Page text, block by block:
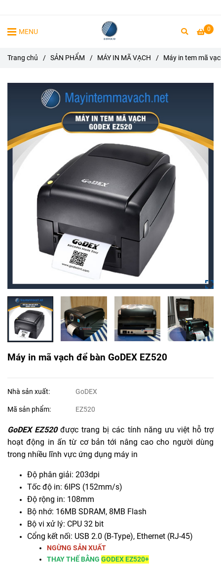
0
MENU
Trang chủ / SẢN PHẨM / MÁY IN MÃ VẠCH / Máy in tem mã
Máy in mã vạch để bàn GoDEX EZ520
Nhà sản xuất: GoDEX
Mã sản phẩm: EZ520
GoDEX EZ520được trang bị các tính năng ưu việt hỗ trợ
hoạt động in ấn từ cơ bản tới nâng cao cho người dùng
trong nhiều lĩnh vực ứng dụng máy in
Độ phân giải: 203dpi
Tốc độ in: 6IPS (152mm/s)
Độ rộng in: 108mm
Bộ nhớ: 16MB SDRAM, 8MB Flash
Bộ vi xử lý: CPU 32 bit
Cổng kết nối: USB 2.0 (B-Type), Ethernet (RJ-45)
NGỪNG SẢN XUẤT
THAY THẾ BẰNG GODEX EZ520+